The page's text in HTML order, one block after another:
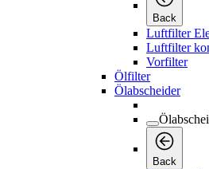
Back
Luftfilter
Luftfilter
Vorfilter
Ölfilter
Ölabscheider
Back